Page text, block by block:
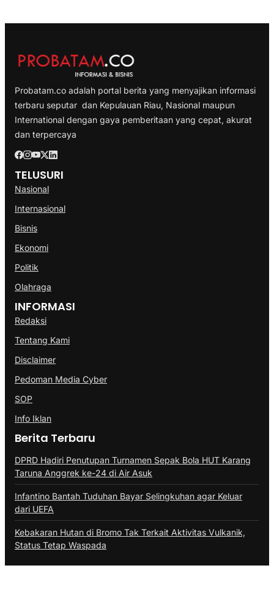
Probatam.co adalah portal berita yang menyajikan informasi
terbaru seputar dan Kepulauan Riau, Nasional maupun
International dengan gaya pemberitaan yang cepat, akurat
dan terpercaya
TELUSURI
Nasional
Internasional
Bisnis
Ekonomi
Politik
Olahraga
INFORMASI
Redaksi
Tentang Kami
Disclaimer
Pedoman Media Cyber
SOP
Info Iklan
Berita Terbaru
DPRD Hadiri Penutupan Turnamen Sepak Bola HUT Karang
Taruna Anggrek ke-24 di Air Asuk
Infantino Bantah Tuduhan Bayar Selingkuhan agar Keluar
dari UEFA
Kebakaran Hutan di Bromo Tak Terkait Aktivitas Vulkanik,
Status Tetap Waspada